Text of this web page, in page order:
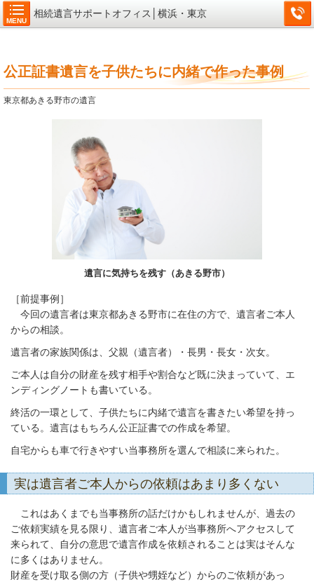
MENU
相続遺言サポートオフィス│横浜・東京
公正証書遺言を子供たちに内緒で作った事例
東京都あきる野市の遺言
遺言に気持ちを残す（あきる野市）
［前提事例］
今回の遺言者は東京都あきる野市に在住の方で、遺言者ご本人
からの相談。
遺言者の家族関係は、父親（遺言者）・長男・長女・次女。
ご本人は自分の財産を残す相手や割合など既に決まっていて、エ
ンディングノートも書いている。
終活の一環として、子供たちに内緒で遺言を書きたい希望を持っ
ている。遺言はもちろん公正証書での作成を希望。
自宅からも車で行きやすい当事務所を選んで相談に来られた。
実は遺言者ご本人からの依頼はあまり多くない
これはあくまでも当事務所の話だけかもしれませんが、過去の
ご依頼実績を見る限り、遺言者ご本人が当事務所へアクセスして
来られて、自分の意思で遺言作成を依頼されることは実はそんな
に多くはありません。
財産を受け取る側の方（子供や甥姪など）からのご依頼があっ